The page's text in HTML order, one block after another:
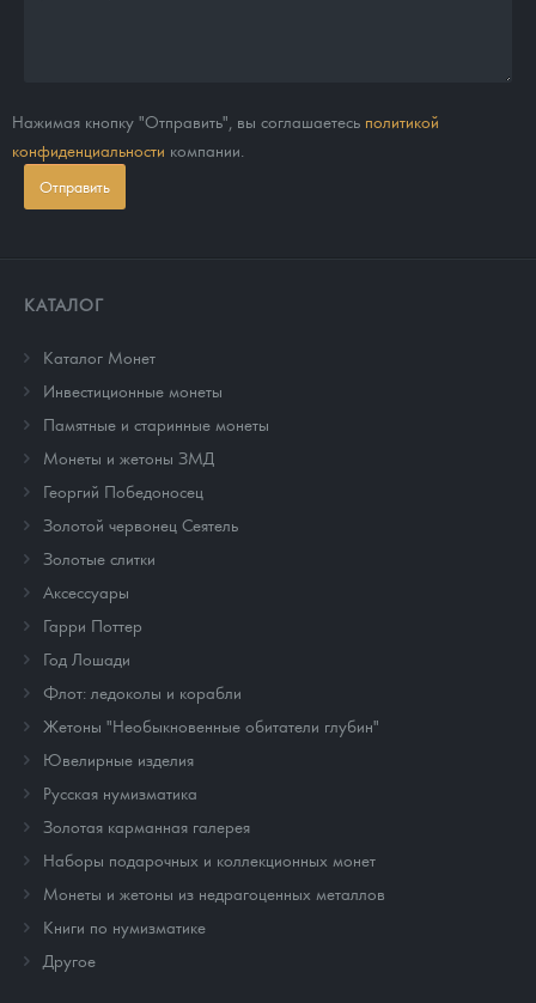
Нажимая кнопку "Отправить", вы соглашаетесь политикой
конфиденциальности компании.
Отправить
КАТАЛОГ
Каталог Монет
Инвестиционные монеты
Памятные и старинные монеты
Монеты и жетоны ЗМД
Георгий Победоносец
Золотой червонец Сеятель
Золотые слитки
Аксессуары
Гарри Поттер
Год Лошади
Флот: ледоколы и корабли
Жетоны "Необыкновенные обитатели глубин"
Ювелирные изделия
Русская нумизматика
Золотая карманная галерея
Наборы подарочных и коллекционных монет
Монеты и жетоны из недрагоценных металлов
Книги по нумизматике
Другое